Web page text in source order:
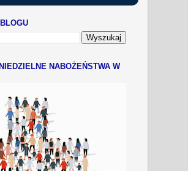
NABOŻEŃSTWA W